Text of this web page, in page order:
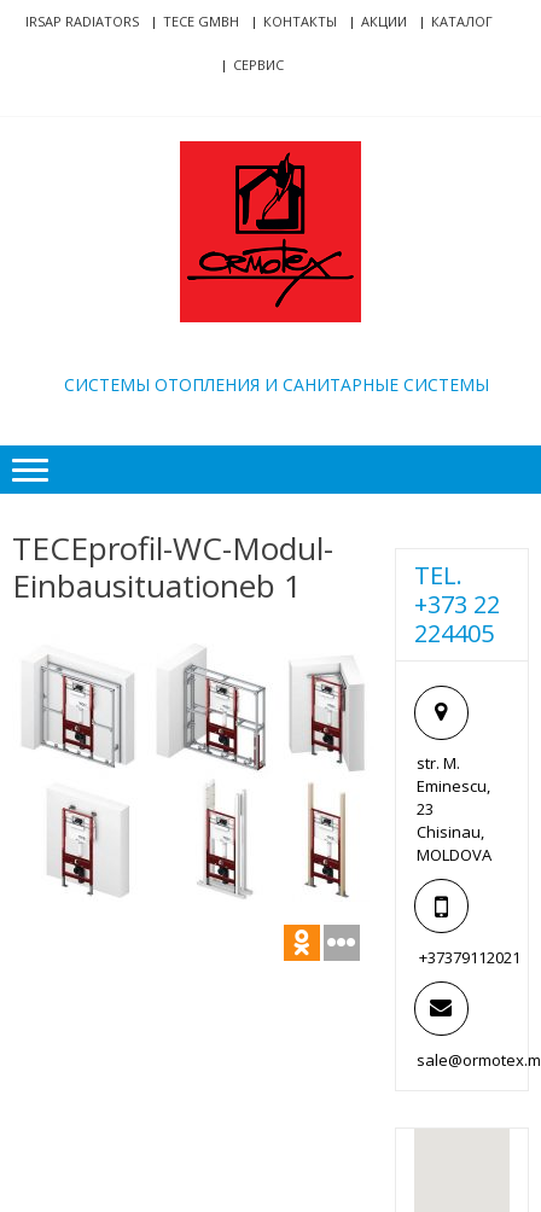
Skip
SkipIRSAP RADIATORS TECE GMBH КОНТАКТЫ АКЦИИ КАТАЛОГ
СЕРВИС
CИСТЕМЫ ОТОПЛЕНИЯ И САНИТАРНЫЕ СИСТЕМЫ
TECEprofil-WC-Modul-
Einbausituationeb 1
TEL.
+373 22
224405
str. M.
Eminescu,
23
Chisinau,
MOLDOVA
+37379112021